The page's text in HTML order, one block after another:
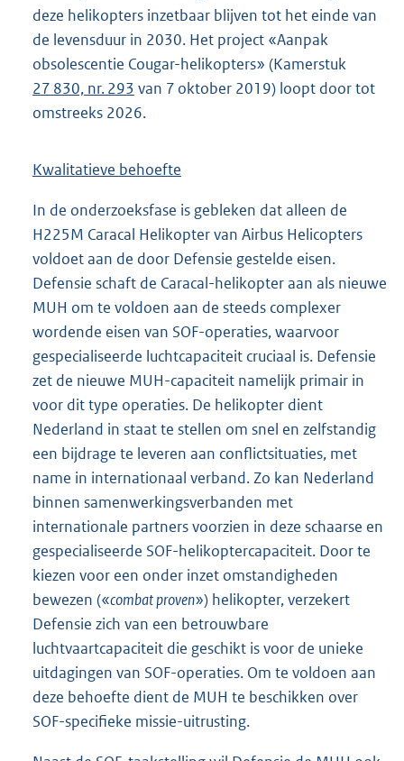
deze helikopters inzetbaar blijven tot het einde van
de levensduur in 2030. Het project «Aanpak
obsolescentie Cougar-helikopters» (Kamerstuk
27 830, nr. 293 van 7 oktober 2019) loopt door tot
omstreeks 2026.
Kwalitatieve behoefte
In de onderzoeksfase is gebleken dat alleen de
H225M Caracal Helikopter van Airbus Helicopters
voldoet aan de door Defensie gestelde eisen.
Defensie schaft de Caracal-helikopter aan als nieuwe
MUH om te voldoen aan de steeds complexer
wordende eisen van SOF-operaties, waarvoor
gespecialiseerde luchtcapaciteit cruciaal is. Defensie
zet de nieuwe MUH-capaciteit namelijk primair in
voor dit type operaties. De helikopter dient
Nederland in staat te stellen om snel en zelfstandig
een bijdrage te leveren aan conflictsituaties, met
name in internationaal verband. Zo kan Nederland
binnen samenwerkingsverbanden met
internationale partners voorzien in deze schaarse en
gespecialiseerde SOF-helikoptercapaciteit. Door te
kiezen voor een onder inzet omstandigheden
bewezen («combat proven») helikopter, verzekert
Defensie zich van een betrouwbare
luchtvaartcapaciteit die geschikt is voor de unieke
uitdagingen van SOF-operaties. Om te voldoen aan
deze behoefte dient de MUH te beschikken over
SOF-specifieke missie-uitrusting.